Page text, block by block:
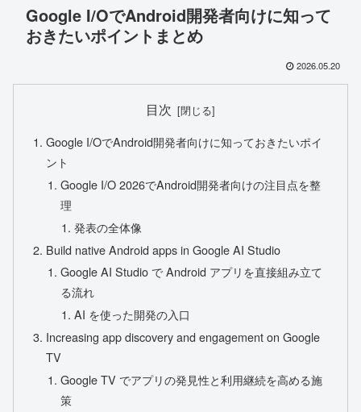
Google I/OでAndroid開発者向けに知って
おきたいポイントまとめ
2026.05.20
目次
Google I/OでAndroid開発者向けに知っておきたいポイ
ント
Google I/O 2026でAndroid開発者向けの注目点を整
理
発表の全体像
Build native Android apps in Google AI Studio
Google AI Studio で Android アプリを直接組み立て
る流れ
AI を使った開発の入口
Increasing app discovery and engagement on Google
TV
Google TV でアプリの発見性と利用継続を高める施
策